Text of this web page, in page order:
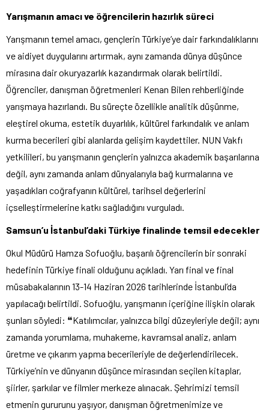
Yarışmanın amacı ve öğrencilerin hazırlık süreci
Yarışmanın temel amacı, gençlerin Türkiye’ye dair farkındalıklarını
ve aidiyet duygularını artırmak, aynı zamanda dünya düşünce
mirasına dair okuryazarlık kazandırmak olarak belirtildi.
Öğrenciler, danışman öğretmenleri Kenan Bilen rehberliğinde
yarışmaya hazırlandı. Bu süreçte özellikle analitik düşünme,
eleştirel okuma, estetik duyarlılık, kültürel farkındalık ve anlam
kurma becerileri gibi alanlarda gelişim kaydettiler. NUN Vakfı
yetkilileri, bu yarışmanın gençlerin yalnızca akademik başarılarına
değil, aynı zamanda anlam dünyalarıyla bağ kurmalarına ve
yaşadıkları coğrafyanın kültürel, tarihsel değerlerini
içselleştirmelerine katkı sağladığını vurguladı.
Samsun’u İstanbul’daki Türkiye finalinde temsil edecekler
Okul Müdürü Hamza Sofuoğlu, başarılı öğrencilerin bir sonraki
hedefinin Türkiye finali olduğunu açıkladı. Yarı final ve final
müsabakalarının 13-14 Haziran 2026 tarihlerinde İstanbul’da
yapılacağı belirtildi. Sofuoğlu, yarışmanın içeriğine ilişkin olarak
şunları söyledi: ❝Katılımcılar, yalnızca bilgi düzeyleriyle değil; aynı
zamanda yorumlama, muhakeme, kavramsal analiz, anlam
üretme ve çıkarım yapma becerileriyle de değerlendirilecek.
Türkiye’nin ve dünyanın düşünce mirasından seçilen kitaplar,
şiirler, şarkılar ve filmler merkeze alınacak. Şehrimizi temsil
etmenin gururunu yaşıyor, danışman öğretmenimize ve